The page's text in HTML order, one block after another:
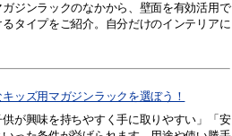
ジンラックのなかから、壁面を有効活用で
タイプをご紹介。自分だけのインテリアに
ッズ用マガジンラックを選ぼう！
が興味を持ちやすく手に取りやすい」「安